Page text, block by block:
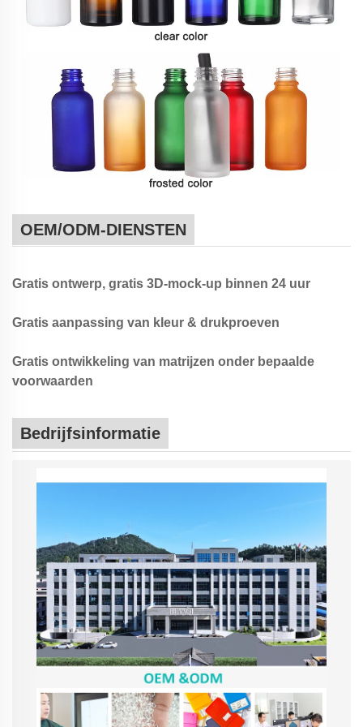
OEM/ODM-DIENSTEN
Gratis ontwerp, gratis 3D-mock-up binnen 24 uur
Gratis aanpassing van kleur & drukproeven
Gratis ontwikkeling van matrijzen onder bepaalde
voorwaarden
Bedrijfsinformatie